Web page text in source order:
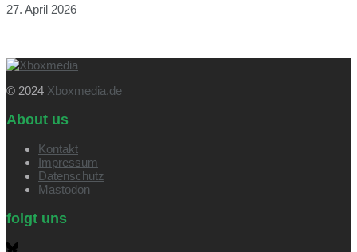
27. April 2026
© 2024 Xboxmedia.de
About us
Kontakt
Impressum
Datenschutz
Mastodon
folgt uns